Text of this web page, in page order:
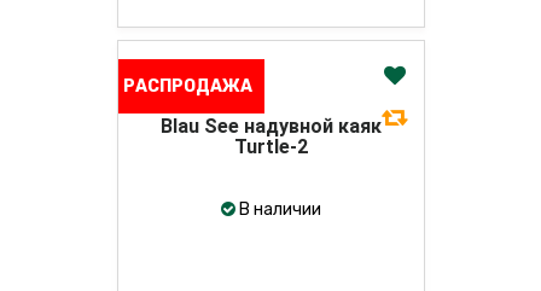
РАСПРОДАЖА
Blau See надувной каяк
Turtle-2
В наличии